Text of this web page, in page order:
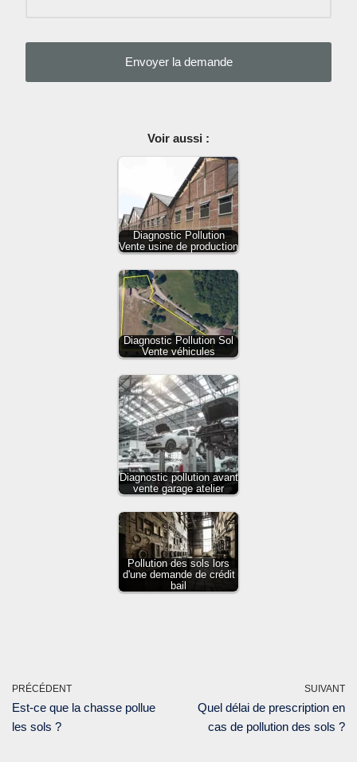
Voir aussi :
Diagnostic Pollution
Vente usine de production
Diagnostic Pollution Sol
Vente véhicules
Diagnostic pollution avant
vente garage atelier
Pollution des sols lors
d'une demande de crédit
bail
PRÉCÉDENT
Est-ce que la chasse pollue
les sols ?
SUIVANT
Quel délai de prescription en
cas de pollution des sols ?